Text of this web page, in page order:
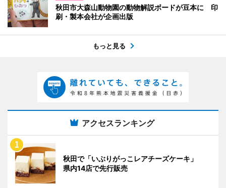
秋田市大森山動物園の動物解説ボードが豆本に 印
刷・製本会社が企画出版
もっと見る
アクセスランキング
秋田で「いぶりがっこレアチーズケーキ」
県内14店で先行販売